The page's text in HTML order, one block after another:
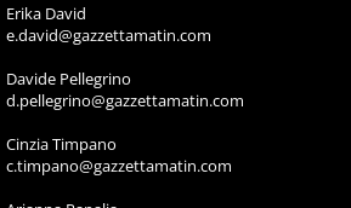
Erika David
e.david@gazzettamatin.com
Davide Pellegrino
d.pellegrino@gazzettamatin.com
Cinzia Timpano
c.timpano@gazzettamatin.com